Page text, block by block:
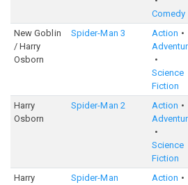
Comedy
New Goblin
/ Harry
Osborn
Spider-Man 3
Action
Science
Fiction
Harry
Osborn
Spider-Man 2
Action
Science
Fiction
Harry
Spider-Man
Action